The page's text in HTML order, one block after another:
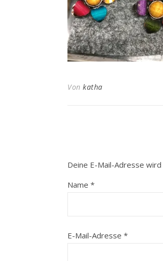
Von katha
Deine E-Mail-Adresse
Name *
E-Mail-Adresse *